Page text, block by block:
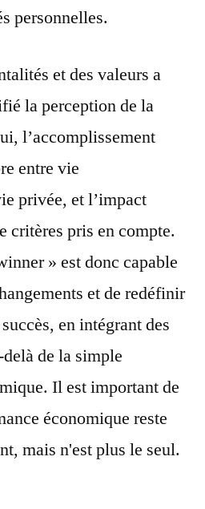
personnelles.
et des valeurs a
la perception de la
l’accomplissement
entre vie
privée, et l’impact
critères pris en compte.
» est donc capable
et de redéfinir
en intégrant des
de la simple
Il est important de
économique reste
mais n'est plus le seul.